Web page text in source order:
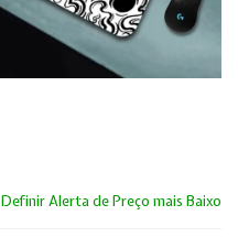
Definir Alerta de Preço mais Baixo